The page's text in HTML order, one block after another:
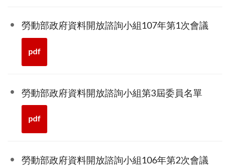
勞動部政府資料開放諮詢小組107年第1次會議
pdf
勞動部政府資料開放諮詢小組第3屆委員名單
pdf
勞動部政府資料開放諮詢小組106年第2次會議